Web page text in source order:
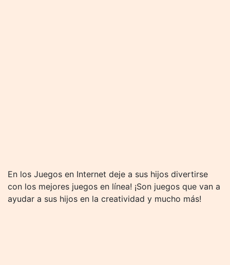
En los Juegos en Internet deje a sus hijos divertirse
con los mejores juegos en línea! ¡Son juegos que van a
ayudar a sus hijos en la creatividad y mucho más!